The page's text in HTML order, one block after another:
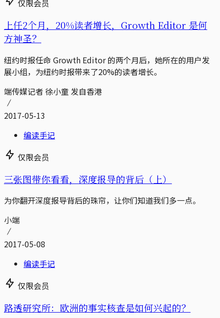
仅限会员
上任2个月，20%读者增长，Growth Editor 是何
方神圣？
纽约时报任命 Growth Editor 的两个月后，她所在的用户发
展小组，为纽约时报带来了20%的读者增长。
端传媒记者 徐小童 发自香港
2017-05-13
编读手记
仅限会员
三张图带你看看，深度报导的背后（上）
为你翻开深度报导背后的珠帘，让你们知道我们多一点。
小端
2017-05-08
编读手记
仅限会员
路透研究所：欧洲的事实核查是如何兴起的？